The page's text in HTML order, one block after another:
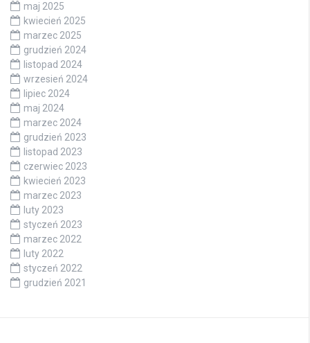
maj 2025
kwiecień 2025
marzec 2025
grudzień 2024
listopad 2024
wrzesień 2024
lipiec 2024
maj 2024
marzec 2024
grudzień 2023
listopad 2023
czerwiec 2023
kwiecień 2023
marzec 2023
luty 2023
styczeń 2023
marzec 2022
luty 2022
styczeń 2022
grudzień 2021